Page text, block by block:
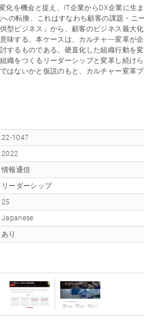
化を機会と捉え、IT企業からDX企業に生
の転換、これはすなわち顧客の課題・ニ
型ビジネス」から、顧客のビジネス最大
味する。本ケースは、カルチャ―変革が
するものである。硬直化した組織行動を
織をつくるリーダーシップと変革し続け
はないかと仮説のもと、カルチャー変革
22-1047
2022
情報通信
リーダーシップ
25
Japanese
あり